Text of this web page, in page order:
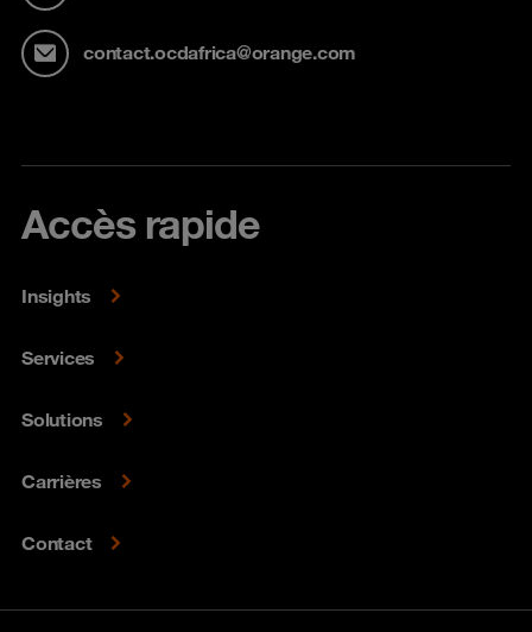
contact.ocdafrica@orange.com
Accès rapide
Insights
Services
Solutions
Carrières
Contact